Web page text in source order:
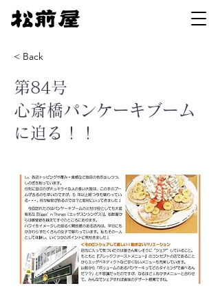
< Back
第84号
心斎橋パンケーキブーム
に迫る！！